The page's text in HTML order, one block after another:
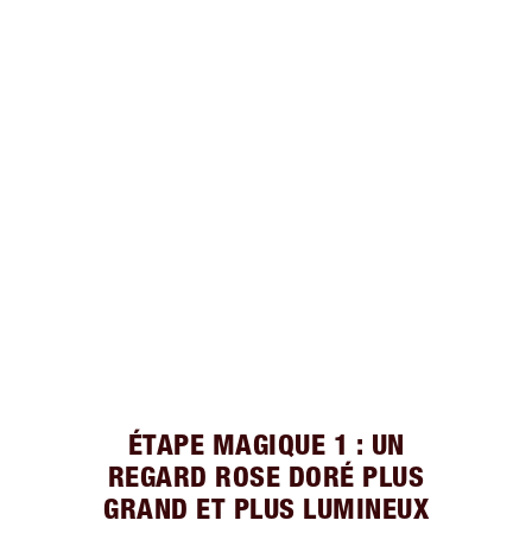
ÉTAPE MAGIQUE 1 : UN
REGARD ROSE DORÉ PLUS
GRAND ET PLUS LUMINEUX